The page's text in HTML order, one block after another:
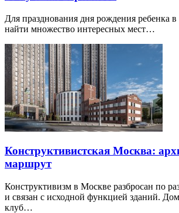
Для празднования дня рождения ребенка
найти множество интересных мест…
Конструктивистская Москва:
маршрут
Конструктивизм в Москве разбросан по
и связан с исходной функцией зданий.
клуб…